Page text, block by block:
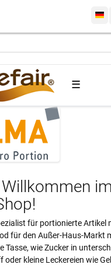
☰
im
für portionierte Artikel
für den Außer-Haus-Markt
Tasse, wie Zucker in
oder kleine Leckereien wie